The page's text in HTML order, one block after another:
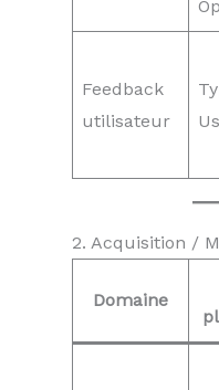
Feedback
utilisateur
2. Acquisition /
Domaine